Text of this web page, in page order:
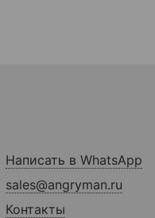
Написать в WhatsApp
sales@angryman.ru
Контакты